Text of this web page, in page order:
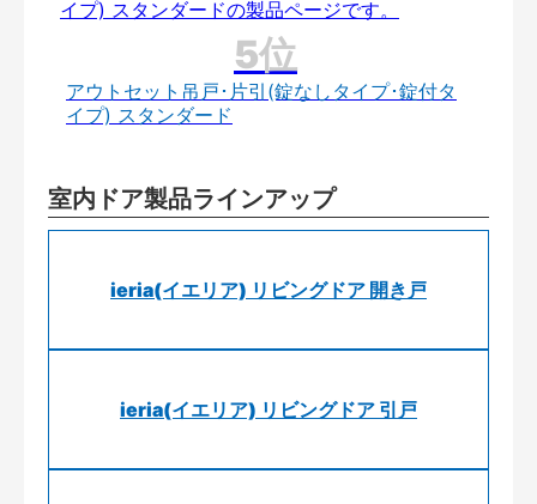
アウトセット吊戸･片引(錠なしタイプ･錠付タ
イプ) スタンダード
室内ドア製品ラインアップ
ieria(イエリア) リビングドア 開き戸
ieria(イエリア) リビングドア 引戸